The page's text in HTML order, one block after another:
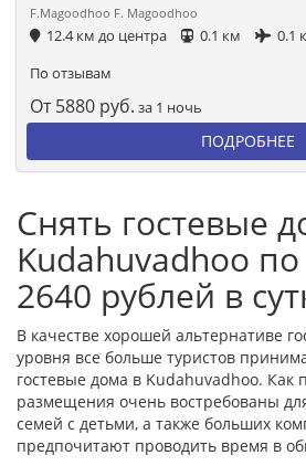
F.Magoodhoo F. Magoodhoo
12.4 км до центра 0.1 км
0.1
По отзывам
От 5880 руб. за 1 ночь
ПОДРОБНЕЕ
Снять гостевые
Kudahuvadhoo
2640 рублей в
В качестве хорошей альтернативе
уровня все больше туристов
гостевые дома в Kudahuvadhoo. Как
размещения очень востребованы
семей с детьми, а также больших
предпочитают проводить время в